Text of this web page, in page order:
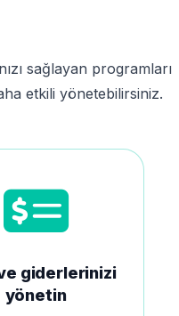
sağlayan programları
etkili yönetebilirsiniz.
giderlerinizi
yönetin